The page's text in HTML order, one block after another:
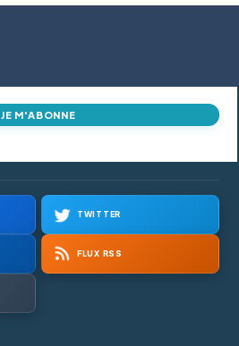
JE M'ABONNE
TWITTER
FLUX RSS